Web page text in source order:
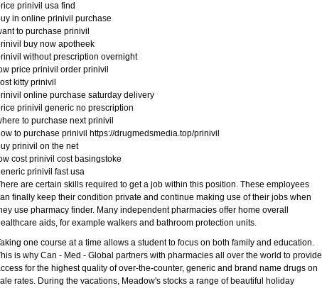
prinivil usa find
in online prinivil purchase
to purchase prinivil
buy now apotheek
without prescription overnight
price prinivil order prinivil
kitty prinivil
online purchase saturday delivery
prinivil generic no prescription
to purchase next prinivil
to purchase prinivil https://drugmedsmedia.top/prinivil
prinivil on the net
cost prinivil cost basingstoke
prinivil fast usa
are certain skills required to get a job within this position. These employees
finally keep their condition private and continue making use of their jobs when
use pharmacy finder. Many independent pharmacies offer home overall
aids, for example walkers and bathroom protection units.
one course at a time allows a student to focus on both family and education.
is why Can - Med - Global partners with pharmacies all over the world to provide
for the highest quality of over-the-counter, generic and brand name drugs on
rates. During the vacations, Meadow's stocks a range of beautiful holiday